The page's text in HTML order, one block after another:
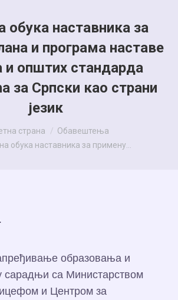
обука наставника за
и програма наставе
и општих стандарда
за Српски као страни
језик
страна
Обавештења
обука наставника за примену…
образовања и
сарадњи са Министарством
и Центром за